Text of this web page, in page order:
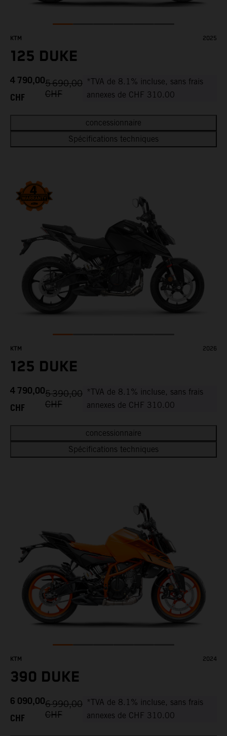
KTM 2025
125 DUKE
4 790,00
CHF
5 690,00
CHF
*TVA de 8.1% incluse, sans frais
annexes de CHF 310.00
concessionnaire
Spécifications techniques
KTM 2026
125 DUKE
4 790,00
CHF
5 390,00
CHF
*TVA de 8.1% incluse, sans frais
annexes de CHF 310.00
concessionnaire
Spécifications techniques
KTM 2024
390 DUKE
6 090,00
CHF
6 990,00
CHF
*TVA de 8.1% incluse, sans frais
annexes de CHF 310.00